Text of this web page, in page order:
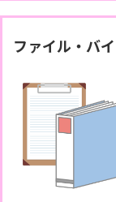
ファイル・バ